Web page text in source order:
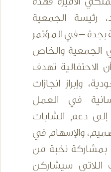
الجمعية
بجدة – في المؤتمر
الجمعية والخاص
الاحتفالية تهدف
وإبراز انجازات
في العمل
دعم الشابات
والإسهام في
بمشاركة نخبة من
اللاتي سيشاركن